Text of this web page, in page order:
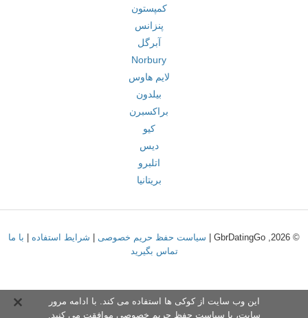
کمپستون
پنزانس
آبرگل
Norbury
لایم هاوس
بیلدون
براکسبرن
کیو
دیس
اتلبرو
بریتانیا
© 2026, GbrDatingGo | سیاست حفظ حریم خصوصی شرایط استفاده
با ما
تماس بگیرید
این وب سایت از کوکی ها استفاده می کند. با ادامه مرور
سایت، با سیاست حفظ حریم خصوصی موافقت می کنید.